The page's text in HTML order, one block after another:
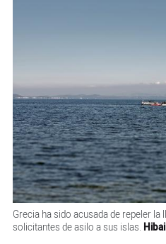
Grecia ha sido acusada de repeler
solicitantes de asilo a sus islas.